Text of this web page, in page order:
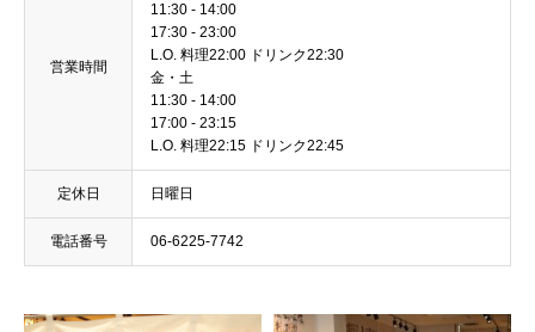
営業時間
11:30 - 14:00
17:30 - 23:00
L.O. 料理22:00 ドリンク22:30
金・土
11:30 - 14:00
17:00 - 23:15
L.O. 料理22:15 ドリンク22:45
定休日 日曜日
電話番号 06-6225-7742